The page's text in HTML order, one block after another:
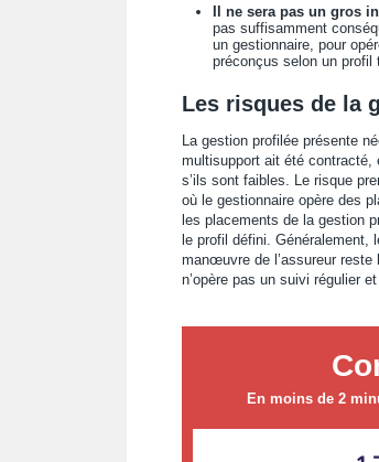
Il ne sera pas un gros
pas suffisamment
un gestionnaire, pour
préconçus selon un profil
Les risques de la
La gestion profilée présente
multisupport ait été contracté,
s’ils sont faibles. Le risque
où le gestionnaire opère des
les placements de la gestion
le profil défini. Généralement,
manœuvre de l’assureur
n’opère pas un suivi régulier
En moins de 2